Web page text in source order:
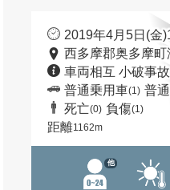
2019年4月5日(金
西多摩郡奥多摩町
車両相互 小破事故
普通乗用車(1) 普
死亡(0) 負傷(1)
距離1162m
他